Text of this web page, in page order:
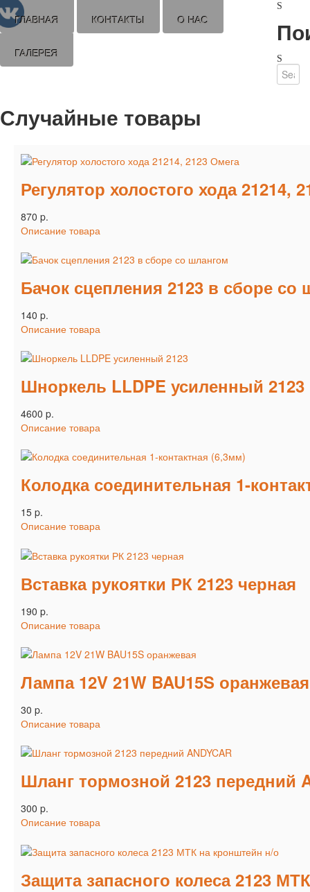
ГЛАВНАЯ КОНТАКТЫ О НАС
ГАЛЕРЕЯ
Случайные товары
Регулятор холостого хода 21214,
870 p.
Описание товара
Бачок сцепления 2123 в сборе со
140 p.
Описание товара
Шноркель LLDPE усиленный 2123
4600 p.
Описание товара
Колодка соединительная 1-
15 p.
Описание товара
Вставка рукоятки РК 2123 черная
190 p.
Описание товара
Лампа 12V 21W BAU15S оранжевая
30 p.
Описание товара
Шланг тормозной 2123 передний
300 p.
Описание товара
Защита запасного колеса 2123